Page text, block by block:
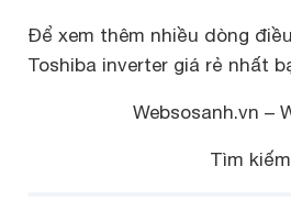
Để xem thêm nhiều dòng
Toshiba inverter giá rẻ nhất
Websosanh.vn –
Tìm